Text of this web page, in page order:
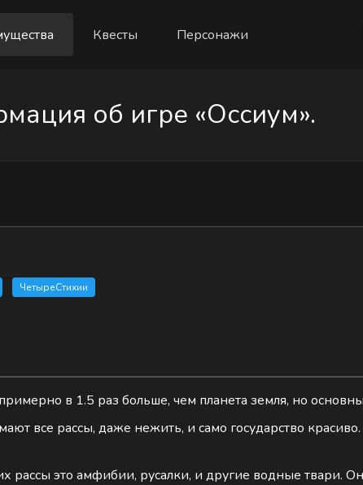
Квесты Персонажи
об игре «Оссиум».
ЧетыреСтихии
в 1.5 раз больше, чем планета земля, но
все рассы, даже нежить, и само государство
рассы это амфибии, русалки, и другие водные твари.